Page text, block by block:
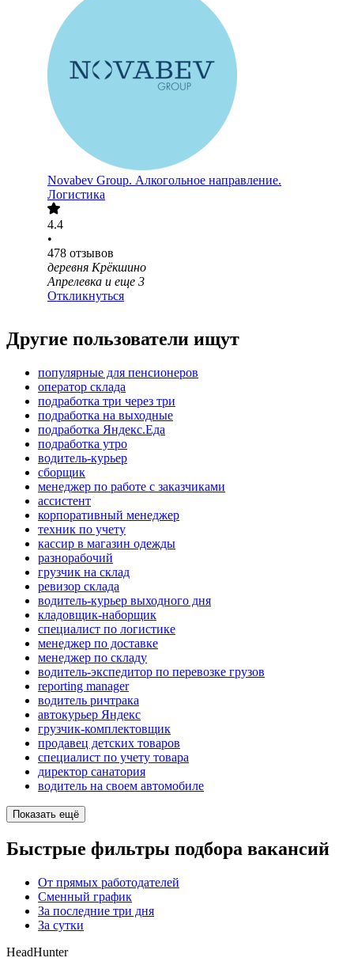
Novabev Group. Алкогольное направление.
Логистика
4.4
•
478 отзывов
деревня Крёкшино
Апрелевка и еще 3
Откликнуться
Другие пользователи ищут
популярные для пенсионеров
оператор склада
подработка три через три
подработка на выходные
подработка Яндекс.Еда
подработка утро
водитель-курьер
сборщик
менеджер по работе с заказчиками
ассистент
корпоративный менеджер
техник по учету
кассир в магазин одежды
разнорабочий
грузчик на склад
ревизор склада
водитель-курьер выходного дня
кладовщик-наборщик
специалист по логистике
менеджер по доставке
менеджер по складу
водитель-экспедитор по перевозке грузов
reporting manager
водитель ричтрака
автокурьер Яндекс
грузчик-комплектовщик
продавец детских товаров
специалист по учету товара
директор санатория
водитель на своем автомобиле
Показать ещё
Быстрые фильтры подбора вакансий
От прямых работодателей
Сменный график
За последние три дня
За сутки
HeadHunter